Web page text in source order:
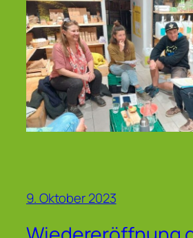
9. Oktober 2023